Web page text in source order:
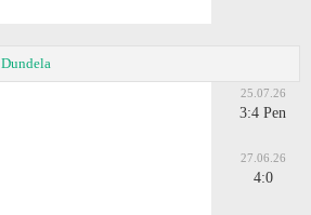
Dundela
25.07.26
3:4 Pen
27.06.26
4:0